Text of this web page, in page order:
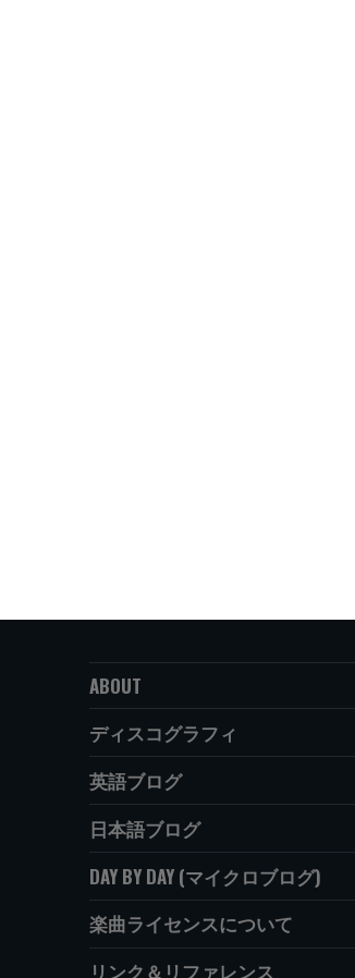
ABOUT
ディスコグラフィ
英語ブログ
日本語ブログ
DAY BY DAY (マイクロブログ)
楽曲ライセンスについて
リンク＆リファレンス